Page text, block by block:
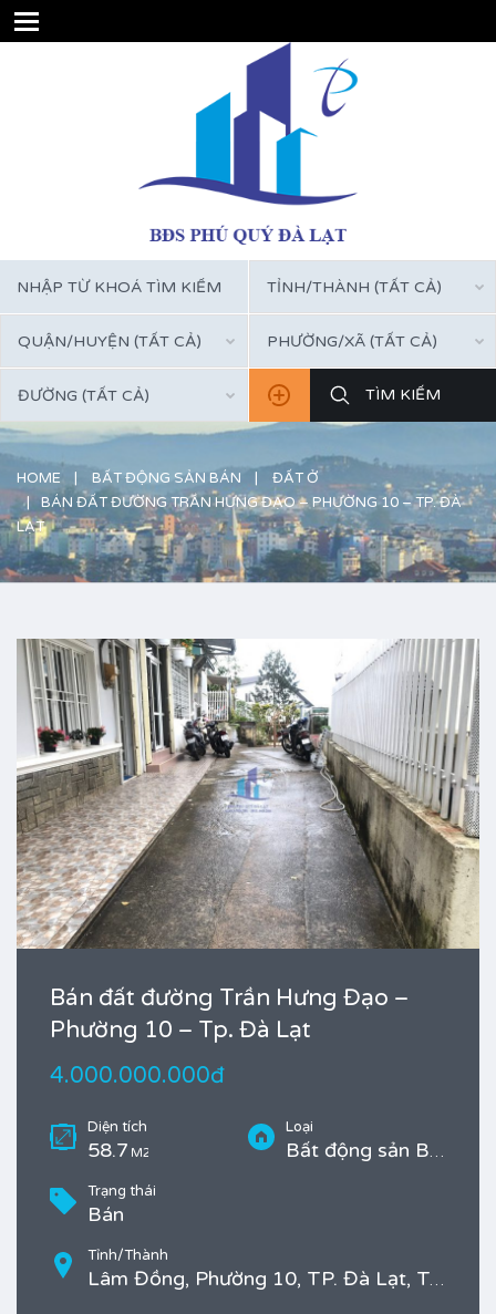
TỈNH/THÀNH (TẤT CẢ)
QUẬN/HUYỆN (TẤT CẢ) PHƯỜNG/XÃ (TẤT CẢ)
ĐƯỜNG (TẤT CẢ)
HOME BẤT ĐỘNG SẢN BÁN
ĐẤT Ở
BÁN ĐẤT ĐƯỜNG TRẦN HƯNG ĐẠO – PHƯỜNG 10 – TP. ĐÀ
LẠT
Bán đất đường Trần Hưng Đạo –
Phường 10 – Tp. Đà Lạt
4.000.000.000đ
Diện tích
58.7 M2
Loại
Bất động sản Bán, Đất ở
Trạng thái
Bán
Tỉnh/Thành
Lâm Đồng, Phường 10, TP. Đà Lạt, Trần Hưng Đạo